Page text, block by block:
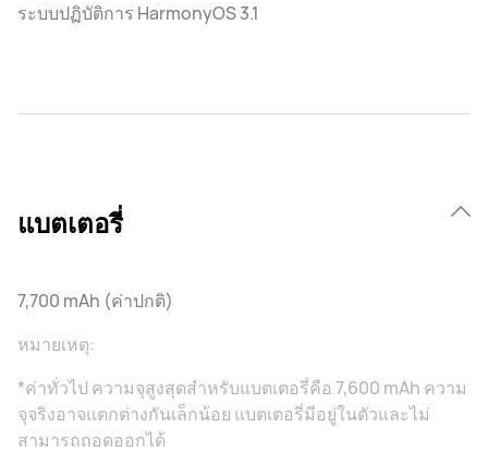
ระบบปฏิบัติการ HarmonyOS 3.1
แบตเตอรี่
7,700 mAh (ค่าปกติ)
หมายเหตุ:
*ค่าทั่วไป ความจุสูงสุดสําหรับแบตเตอรี่คือ 7,600 mAh ความ
จุจริงอาจแตกต่างกันเล็กน้อย แบตเตอรี่มีอยู่ในตัวและไม่
สามารถถอดออกได้